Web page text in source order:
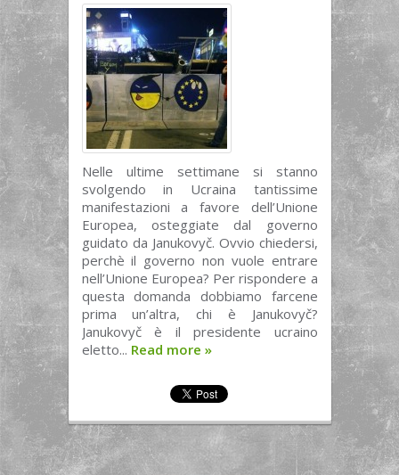
Nelle ultime settimane si stanno
svolgendo in Ucraina tantissime
manifestazioni a favore dell’Unione
Europea, osteggiate dal governo
guidato da Janukovyč. Ovvio chiedersi,
perchè il governo non vuole entrare
nell’Unione Europea? Per rispondere a
questa domanda dobbiamo farcene
prima un’altra, chi è Janukovyč?
Janukovyč è il presidente ucraino
eletto... Read more »